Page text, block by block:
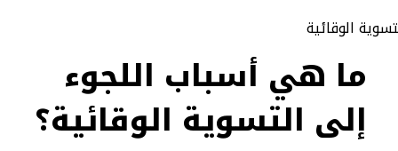
ما هي أسباب اللجوء
إلى التسوية الوقائية؟